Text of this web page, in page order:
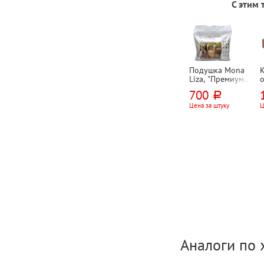
С этим
Подушка Mona
Liza, "Премиум
50см*70см,
шерсть альпаки
700 руб.
Цена за штуку
Аналоги по